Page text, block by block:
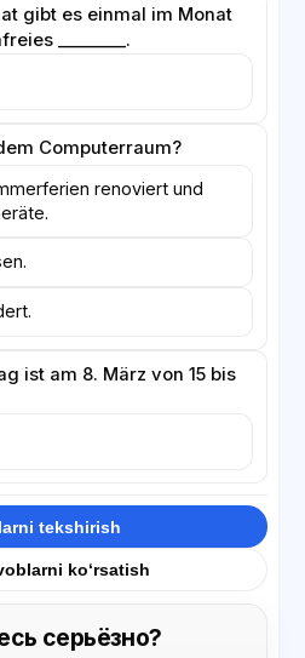
gibt es einmal im Monat
________.
Computerraum?
renoviert und
ist am 8. März von 15 bis
tekshirish
ko‘rsatish
серьёзно?